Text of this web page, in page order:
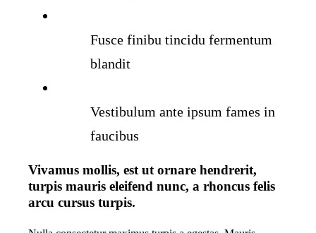
Fusce finibu tincidu fermentum
blandit
Vestibulum ante ipsum fames in
faucibus
Vivamus mollis, est ut ornare hendrerit,
turpis mauris eleifend nunc, a rhoncus felis
arcu cursus turpis.